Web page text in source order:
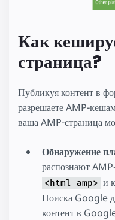
Как
страница?
Публикуя контент в
разрешаете AMP-
ваша AMP-страница
Обнаружение
распознают
<html amp> и
Поиска Google
контент в